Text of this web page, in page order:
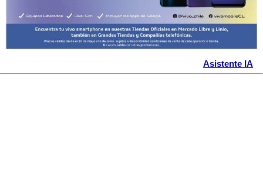
Asistente IA